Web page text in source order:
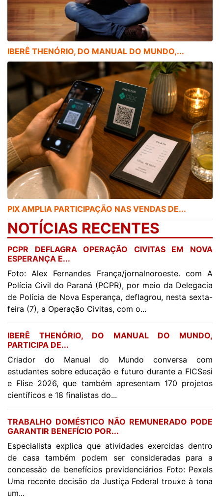
IBERÊ THENÓRIO, DO MANUAL DO MUNDO,...
PIX AMPLIA PARTICIPAÇÃO NAS VENDAS DE...
NOTÍCIAS RECENTES
PCPR DEFLAGRA OPERAÇÃO CIVITAS EM NOVA
ESPERANÇA E...
Foto: Alex Fernandes França/jornalnoroeste. com A
Polícia Civil do Paraná (PCPR), por meio da Delegacia
de Polícia de Nova Esperança, deflagrou, nesta sexta-
feira (7), a Operação Civitas, com o...
IBERÊ THENÓRIO, DO MANUAL DO MUNDO,
PARTICIPA DE...
Criador do Manual do Mundo conversa com
estudantes sobre educação e futuro durante a FICSesi
e Flise 2026, que também apresentam 170 projetos
científicos e 18 finalistas do...
TRABALHO DOMÉSTICO NÃO REMUNERADO PODE
GARANTIR BENEFÍCIO POR...
Especialista explica que atividades exercidas dentro
de casa também podem ser consideradas para a
concessão de benefícios previdenciários Foto: Pexels
Uma recente decisão da Justiça Federal trouxe à tona
um...